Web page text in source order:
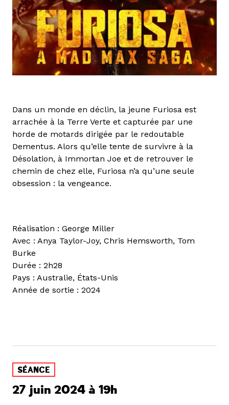
Dans un monde en déclin, la jeune Furiosa est
arrachée à la Terre Verte et capturée par une
horde de motards dirigée par le redoutable
Dementus. Alors qu’elle tente de survivre à la
Désolation, à Immortan Joe et de retrouver le
chemin de chez elle, Furiosa n’a qu’une seule
obsession : la vengeance.
Réalisation : George Miller
Avec : Anya Taylor-Joy, Chris Hemsworth, Tom
Burke
Durée : 2h28
Pays : Australie, États-Unis
Année de sortie : 2024
SÉANCE
27 juin 2024 à 19h